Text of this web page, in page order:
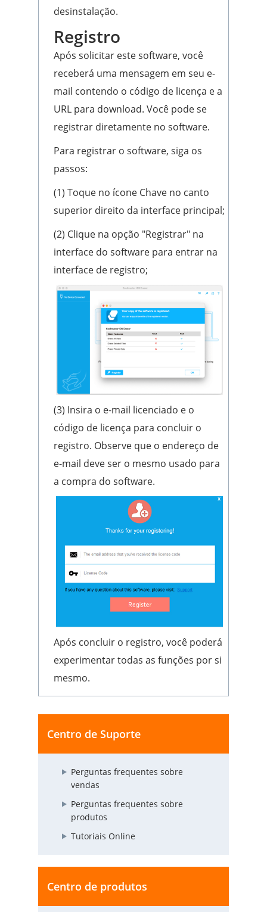
desinstalação.
Registro
Após solicitar este software, você
receberá uma mensagem em seu e-
mail contendo o código de licença e a
URL para download. Você pode se
registrar diretamente no software.
Para registrar o software, siga os
passos:
(1) Toque no ícone Chave no canto
superior direito da interface principal;
(2) Clique na opção "Registrar" na
interface do software para entrar na
interface de registro;
(3) Insira o e-mail licenciado e o
código de licença para concluir o
registro. Observe que o endereço de
e-mail deve ser o mesmo usado para
a compra do software.
Após concluir o registro, você poderá
experimentar todas as funções por si
mesmo.
Centro de Suporte
Perguntas frequentes sobre
vendas
Perguntas frequentes sobre
produtos
Tutoriais Online
Centro de produtos